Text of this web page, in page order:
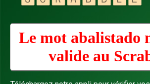
Le mot abalistado
valide au